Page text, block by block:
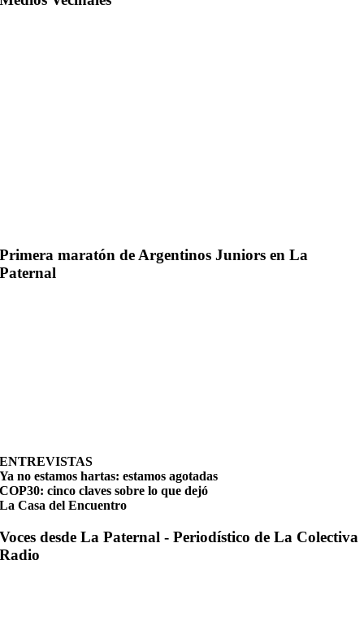
Primera maratón de Argentinos Juniors en La
Paternal
ENTREVISTAS
Ya no estamos hartas: estamos agotadas
COP30: cinco claves sobre lo que dejó
La Casa del Encuentro
Voces desde La Paternal - Periodístico de La Colectiva
Radio